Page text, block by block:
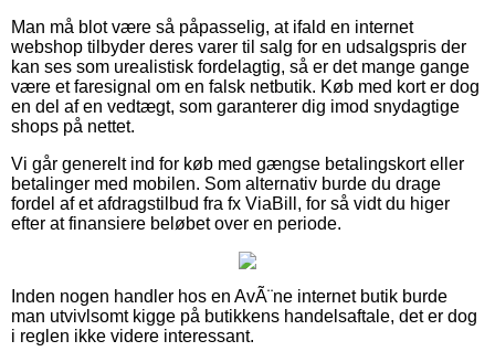
Man må blot være så påpasselig, at ifald en internet
webshop tilbyder deres varer til salg for en udsalgspris der
kan ses som urealistisk fordelagtig, så er det mange gange
være et faresignal om en falsk netbutik. Køb med kort er dog
en del af en vedtægt, som garanterer dig imod snydagtige
shops på nettet.
Vi går generelt ind for køb med gængse betalingskort eller
betalinger med mobilen. Som alternativ burde du drage
fordel af et afdragstilbud fra fx ViaBill, for så vidt du higer
efter at finansiere beløbet over en periode.
Inden nogen handler hos en AvÃ¨ne internet butik burde
man utvivlsomt kigge på butikkens handelsaftale, det er dog
i reglen ikke videre interessant.